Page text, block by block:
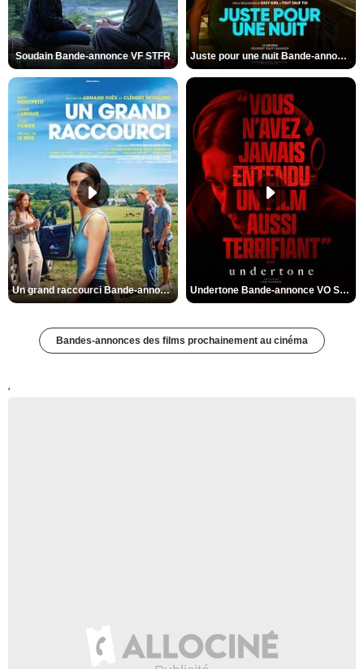
Soudain Bande-annonce VF STFR Juste pour une nuit Bande-annonce VO STFR
Un grand raccourci Bande-annonce VF Undertone Bande-annonce VO STFR
Bandes-annonces des films prochainement au cinéma
'